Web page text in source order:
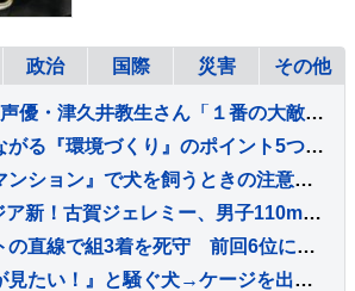
政治 国際 災害 その他
【 ALS闘病 】声優・津久井教生さん「１番の大敵は睡眠不足」「休むことも治療なのですね～♪（＾Ｏ＾）」【ニャンちゅう】
猫の長寿につながる『環境づくり』のポイント5つ 愛猫の健康を守るために心がけるべきこととは
『ペット可のマンション』で犬を飼うときの注意点5つ 知っておくべきルールとは？
驚異のU20アジア新！古賀ジェレミー、男子110mHで12秒95をマークし泉谷駿介以来の決勝進出【U20世界陸上】
久保凛、ラストの直線で組3着を死守 前回6位に続く2大会連続の決勝へ【U20世界陸上・女子800m】
『ハムスターが見たい！』と騒ぐ犬→ケージを出してあげると、ジーッと見つめて…人間の子どものような光景に反響「なんて尊いの」「姿勢がｗ」